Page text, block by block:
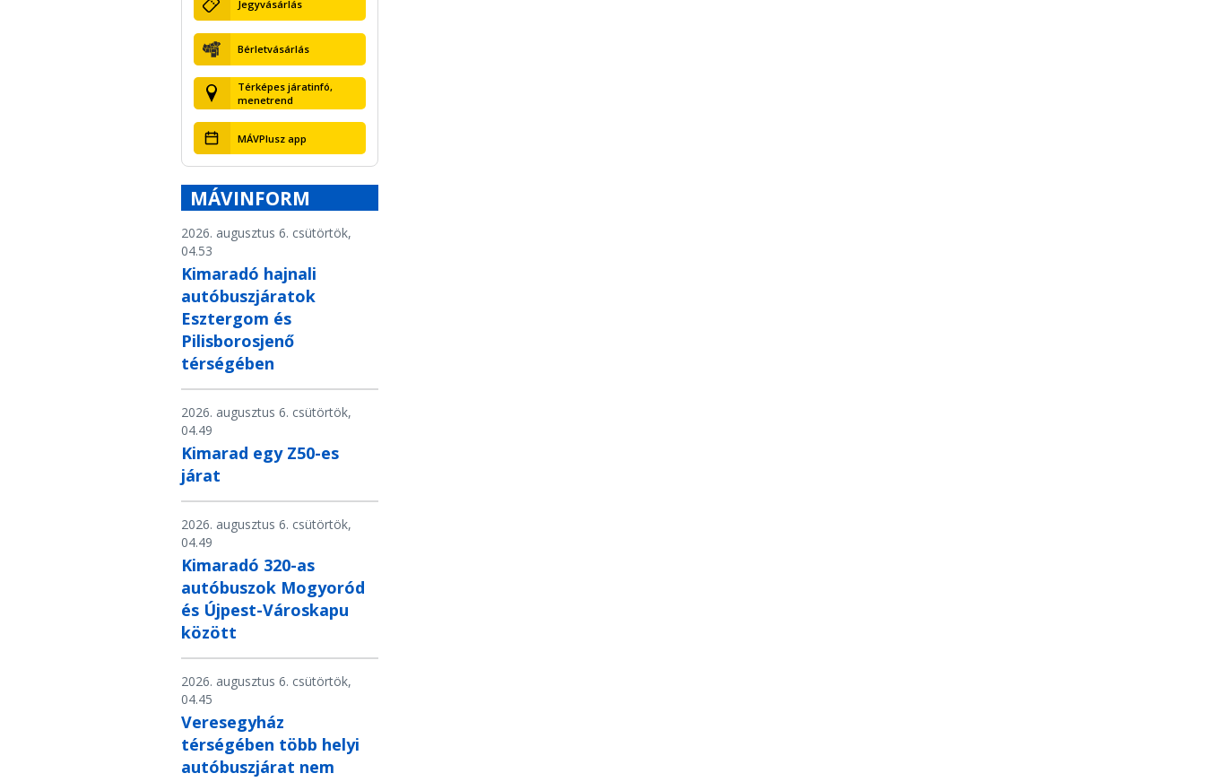
Jegyvásárlás
Bérletvásárlás
Térképes járatinfó,
menetrend
MÁVPlusz app
MÁVINFORM
2026. augusztus 6. csütörtök,
04.53
Kimaradó hajnali
autóbuszjáratok
Esztergom és
Pilisborosjenő
térségében
2026. augusztus 6. csütörtök,
04.49
Kimarad egy Z50-es
járat
2026. augusztus 6. csütörtök,
04.49
Kimaradó 320-as
autóbuszok Mogyoród
és Újpest-Városkapu
között
2026. augusztus 6. csütörtök,
04.45
Veresegyház
térségében több helyi
autóbuszjárat nem